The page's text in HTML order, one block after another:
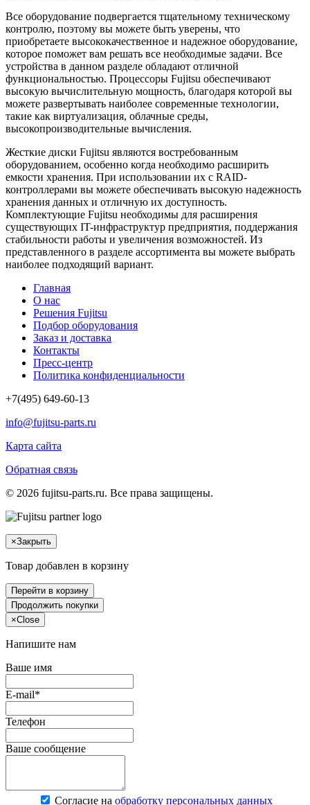
Все оборудование подвергается тщательному техническому
контролю, поэтому вы можете быть уверены, что
приобретаете высококачественное и надежное оборудование,
которое поможет вам решать все необходимые задачи. Все
устройства в данном разделе обладают отличной
функциональностью. Процессоры Fujitsu обеспечивают
высокую вычислительную мощность, благодаря которой вы
можете развертывать наиболее современные технологии,
такие как виртуализация, облачные среды,
высокопроизводительные вычисления.
Жесткие диски Fujitsu являются востребованным
оборудованием, особенно когда необходимо расширить
емкости хранения. При использовании их с RAID-
контроллерами вы можете обеспечивать высокую надежность
хранения данных и отличную их доступность.
Комплектующие Fujitsu необходимы для расширения
существующих IT-инфраструктур предприятия, поддержания
стабильности работы и увеличения возможностей. Из
представленного в разделе ассортимента вы можете выбрать
наиболее подходящий вариант.
Главная
О нас
Решения Fujitsu
Подбор оборудования
Заказ и доставка
Контакты
Пресс-центр
Политика конфиденциальности
+7(495) 649-60-13
info@fujitsu-parts.ru
Карта сайта
Обратная связь
© 2026 fujitsu-parts.ru. Все права защищены.
×Закрыть
Товар добавлен в корзину
Перейти в корзину
Продолжить покупки
×Close
Напишите нам
Ваше имя
E-mail*
Телефон
Ваше сообщение
Согласие на обработку персональных данных